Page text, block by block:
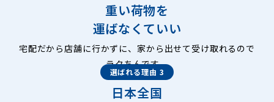
重い荷物を
運ばなくていい
宅配だから店舗に行かずに、家から出せて受け取れるので
ラクちんです。
選ばれる理由 3
日本全国